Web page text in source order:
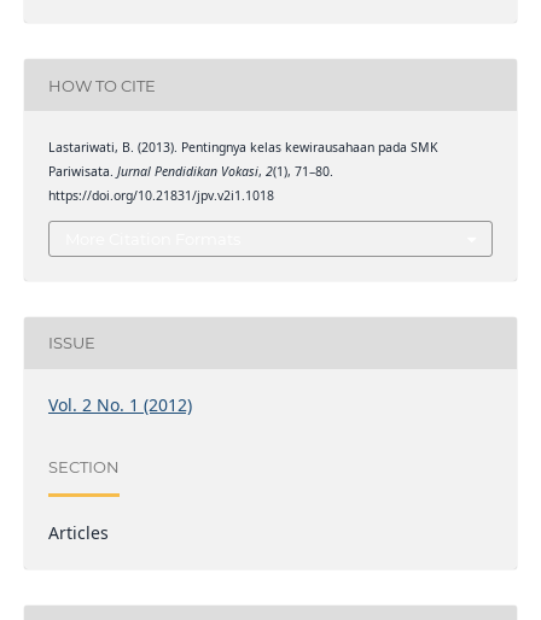
HOW TO CITE
Lastariwati, B. (2013). Pentingnya kelas kewirausahaan pada SMK
Pariwisata. Jurnal Pendidikan Vokasi, 2(1), 71–80.
https://doi.org/10.21831/jpv.v2i1.1018
ISSUE
Vol. 2 No. 1 (2012)
SECTION
Articles